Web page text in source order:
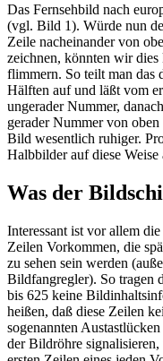
Das Fernsehbild nach
(vgl. Bild 1). Würde nun
Zeile nacheinander von
zeichnen, könnten wir
flimmern. So teilt man das
Hälften auf und läßt vom
ungerader Nummer,
gerader Nummer von
Bild wesentlich ruhiger.
Halbbilder auf diese
Was der
Interessant ist vor allem
Zeilen Vorkommen, die
zu sehen sein werden
Bildfangregler). So tragen
bis 625 keine
heißen, daß diese Zeilen
sogenannten
der Bildröhre